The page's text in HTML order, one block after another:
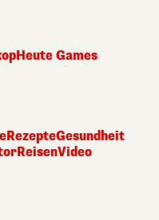
Heute Games
RezepteGesundheit
ReisenVideo